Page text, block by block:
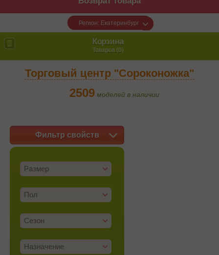
Регион: Екатеринбург
Корзина
Товаров (0)
Торговый центр "Сороконожка"
2509 моделей в наличии
Фильтр свойств
Размер
Пол
Сезон
Назначение